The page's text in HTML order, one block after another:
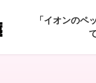
「イオンのペ